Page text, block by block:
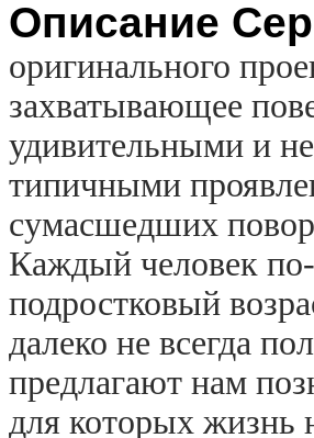
Описание
оригинального
захватывающее
удивительными и
типичными
сумасшедших
Каждый человек
подростковый
далеко не всегда
предлагают нам
для которых жизнь